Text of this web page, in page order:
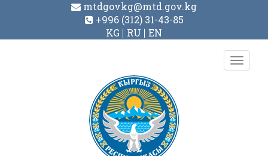
mtdgovkg@mtd.gov.kg
+996 (312) 31-43-85
KG
RU EN
Toggle